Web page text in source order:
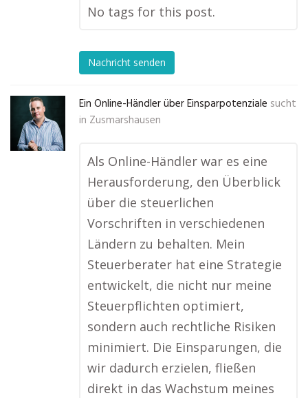
No tags for this post.
Nachricht senden
Ein Online-Händler über Einsparpotenziale sucht
in Zusmarshausen
Als Online-Händler war es eine
Herausforderung, den Überblick
über die steuerlichen
Vorschriften in verschiedenen
Ländern zu behalten. Mein
Steuerberater hat eine Strategie
entwickelt, die nicht nur meine
Steuerpflichten optimiert,
sondern auch rechtliche Risiken
minimiert. Die Einsparungen, die
wir dadurch erzielen, fließen
direkt in das Wachstum meines